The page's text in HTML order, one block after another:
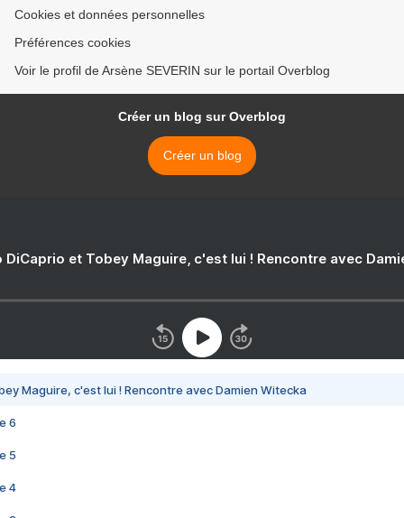
Cookies et données personnelles
Préférences cookies
Voir le profil de Arsène SEVERIN sur le portail Overblog
Créer un blog sur Overblog
Créer un blog
DiCaprio et Tobey Maguire, c'est lui ! Rencontre avec
Maguire, c'est lui ! Rencontre avec Damien Witecka
6
5
4